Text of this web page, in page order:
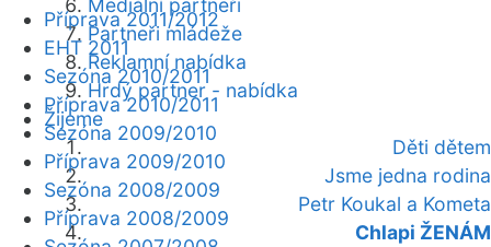
Mediální partneři
Partneři mládeže
Reklamní nabídka
Hrdý partner - nabídka
Žijeme
Děti dětem
Jsme jedna rodina
Petr Koukal a Kometa
Chlapi ŽENÁM
Příprava 2011/2012
EHT 2011
Sezóna 2010/2011
Příprava 2010/2011
Sezóna 2009/2010
Příprava 2009/2010
Sezóna 2008/2009
Příprava 2008/2009